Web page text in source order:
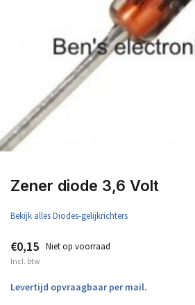
Zener diode 3,6 Volt
Bekijk alles Diodes-gelijkrichters
€0,15 Niet op voorraad
Incl. btw
Levertijd opvraagbaar per mail.